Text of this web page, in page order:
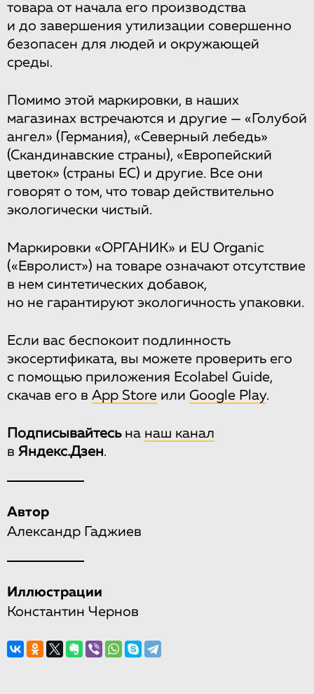
товара от начала его производства
и до завершения утилизации совершенно
безопасен для людей и окружающей
среды.
Помимо этой маркировки, в наших
магазинах встречаются и другие — «Голубой
ангел» (Германия), «Северный лебедь»
(Скандинавские страны), «Европейский
цветок» (страны ЕС) и другие. Все они
говорят о том, что товар действительно
экологически чистый.
Маркировки «ОРГАНИК» и EU Organic
(«Евролист») на товаре означают отсутствие
в нем синтетических добавок,
но не гарантируют экологичность упаковки.
Если вас беспокоит подлинность
экосертификата, вы можете проверить его
с помощью приложения Ecolabel Guide,
скачав его в App Store или Google Play.
Подписывайтесьна наш канал
в Яндекс.Дзен.
Автор
Александр Гаджиев
Иллюстрации
Константин Чернов